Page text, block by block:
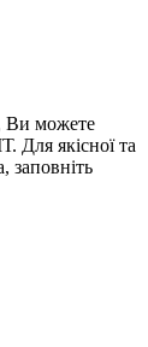
Ви можете
Для якісної та
заповніть